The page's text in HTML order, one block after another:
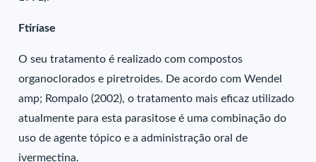
Ftiríase
O seu tratamento é realizado com compostos
organoclorados e piretroides. De acordo com Wendel
amp; Rompalo (2002), o tratamento mais eficaz utilizado
atualmente para esta parasitose é uma combinação do
uso de agente tópico e a administração oral de
ivermectina.